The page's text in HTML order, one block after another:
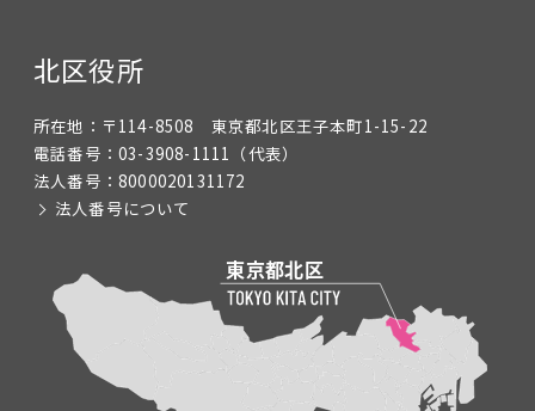
北区役所
所在地： 〒114-8508 東京都北区王子本町1-15-22
電話番号： 03-3908-1111 （代表）
法人番号： 8000020131172
法人番号について